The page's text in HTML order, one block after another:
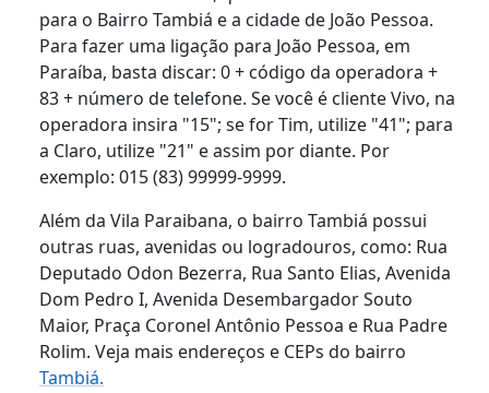
para o Bairro Tambiá e a cidade de João Pessoa.
Para fazer uma ligação para João Pessoa, em
Paraíba, basta discar: 0 + código da operadora +
83 + número de telefone. Se você é cliente Vivo, na
operadora insira "15"; se for Tim, utilize "41"; para
a Claro, utilize "21" e assim por diante. Por
exemplo: 015 (83) 99999-9999.
Além da Vila Paraibana, o bairro Tambiá possui
outras ruas, avenidas ou logradouros, como: Rua
Deputado Odon Bezerra, Rua Santo Elias, Avenida
Dom Pedro I, Avenida Desembargador Souto
Maior, Praça Coronel Antônio Pessoa e Rua Padre
Rolim. Veja mais endereços e CEPs do bairro
Tambiá.